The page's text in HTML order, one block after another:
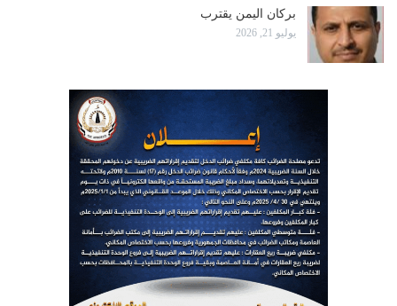
بركان اليمن يقترب
يوليو 21, 2026